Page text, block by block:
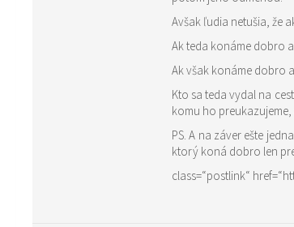
Avšak ľudia netušia, že
Ak teda konáme dobro
Ak však konáme dobro
Kto sa teda vydal na
komu ho
PS. A na záver ešte
ktorý koná dobro len
class=“postlink“